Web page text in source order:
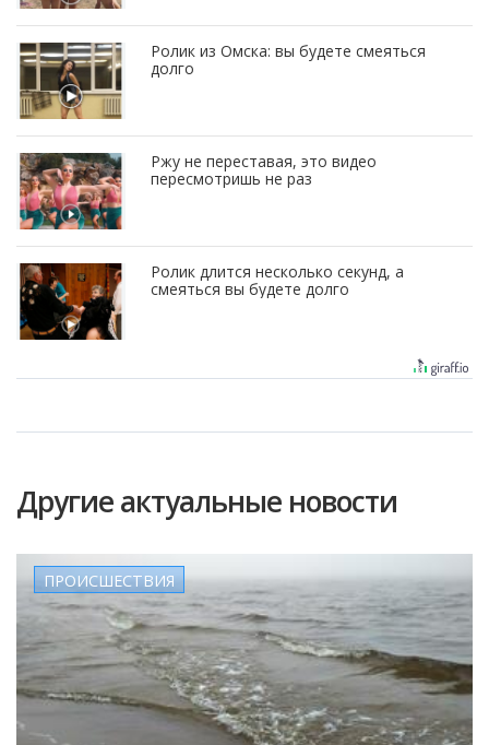
Ролик из Омска: вы будете смеяться
долго
Ржу не переставая, это видео
пересмотришь не раз
Ролик длится несколько секунд, а
смеяться вы будете долго
Другие актуальные новости
ПРОИСШЕСТВИЯ